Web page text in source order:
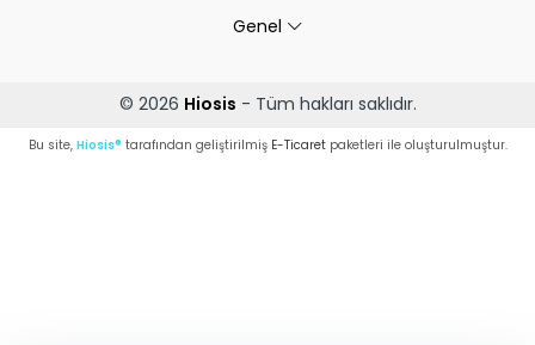
Genel
© 2026 Hiosis - Tüm hakları saklıdır.
Bu site, Hiosis® tarafından geliştirilmiş E-Ticaretpaketleri ile oluşturulmuştur.